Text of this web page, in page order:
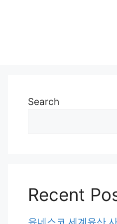
Search
Recent